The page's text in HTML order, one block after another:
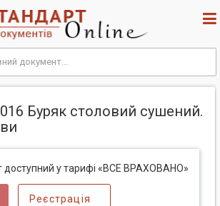
Буряк столовий сушений.
у тарифі «ВСЕ ВРАХОВАНО»
Реєстрація